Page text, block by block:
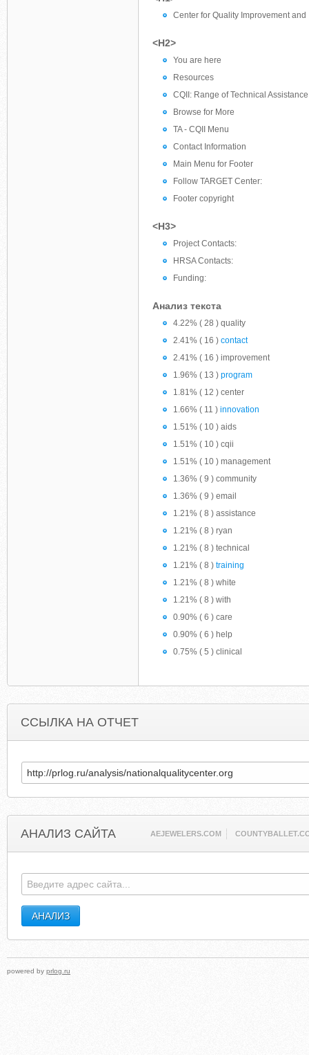
Center for Quality Improvement and
<H2>
You are here
Resources
CQII: Range of Technical
Browse for More
TA - CQII Menu
Contact Information
Main Menu for Footer
Follow TARGET Center:
Footer copyright
<H3>
Project Contacts:
HRSA Contacts:
Funding:
Анализ текста
4.22% ( 28 ) quality
2.41% ( 16 ) contact
2.41% ( 16 ) improvement
1.96% ( 13 ) program
1.81% ( 12 ) center
1.66% ( 11 ) innovation
1.51% ( 10 ) aids
1.51% ( 10 ) cqii
1.51% ( 10 ) management
1.36% ( 9 ) community
1.36% ( 9 ) email
1.21% ( 8 ) assistance
1.21% ( 8 ) ryan
1.21% ( 8 ) technical
1.21% ( 8 ) training
1.21% ( 8 ) white
1.21% ( 8 ) with
0.90% ( 6 ) care
0.90% ( 6 ) help
0.75% ( 5 ) clinical
ССЫЛКА НА ОТЧЕТ
АНАЛИЗ САЙТА AEJEWELERS.COM
powered by prlog.ru